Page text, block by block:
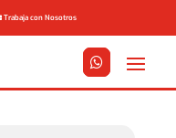
Trabaja con Nosotros


